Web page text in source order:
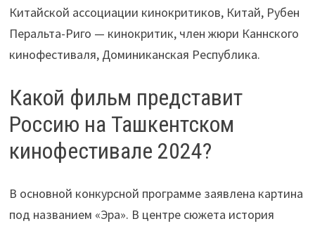
Китайской ассоциации кинокритиков, Китай, Рубен
Перальта-Риго — кинокритик, член жюри Каннского
кинофестиваля, Доминиканская Республика.
Какой фильм представит
Россию на Ташкентском
кинофестивале 2024?
В основной конкурсной программе заявлена картина
под названием «Эра». В центре сюжета история